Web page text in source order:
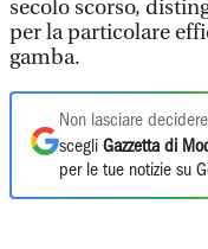
secolo scorso,
per la particolare
gamba.
Non lasciare
scegli Gazzetta di
per le tue notizie su